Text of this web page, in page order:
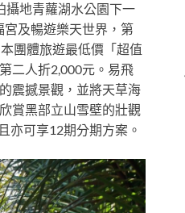
攝地青蘿湖水公園下一
及暢遊樂天世界，第
團體旅遊最低價「超值
二人折2,000元。易飛
震撼景觀，並將天草海
賞黑部立山雪壁的壯觀
亦可享12期分期方案。